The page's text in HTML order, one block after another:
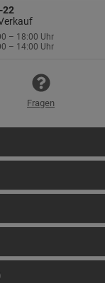
22
– 18:00 Uhr
– 14:00 Uhr
Fragen